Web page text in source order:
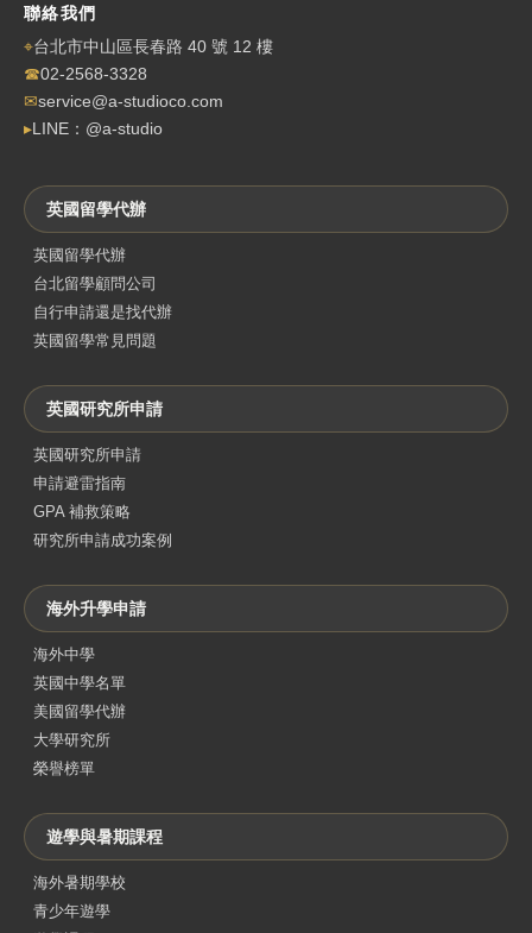
聯絡我們
⌖台北市中山區長春路 40 號 12 樓
☎02-2568-3328
✉service@a-studioco.com
▸LINE：@a-studio
英國留學代辦
英國留學代辦
台北留學顧問公司
自行申請還是找代辦
英國留學常見問題
英國研究所申請
英國研究所申請
申請避雷指南
GPA 補救策略
研究所申請成功案例
海外升學申請
海外中學
英國中學名單
美國留學代辦
大學研究所
榮譽榜單
遊學與暑期課程
海外暑期學校
青少年遊學